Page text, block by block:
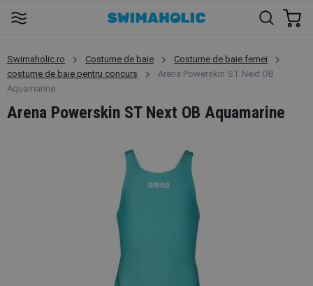
Swimaholic.ro Costume de baie
Costume de baie femei
costume de baie pentru concurs
Arena Powerskin ST Next OB
Aquamarine
Arena Powerskin ST Next OB Aquamarine